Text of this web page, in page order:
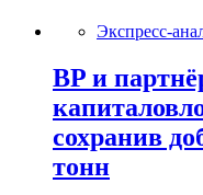
Экспресс-
BP и
сохранив
тонн